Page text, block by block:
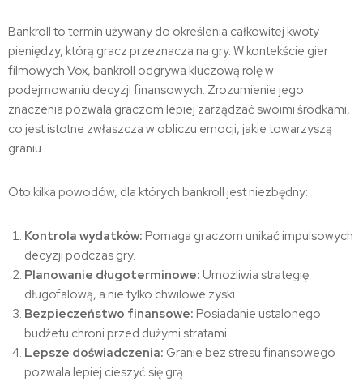
Bankroll to termin używany do określenia całkowitej kwoty
pieniędzy, którą gracz przeznacza na gry. W kontekście gier
filmowych Vox, bankroll odgrywa kluczową rolę w
podejmowaniu decyzji finansowych. Zrozumienie jego
znaczenia pozwala graczom lepiej zarządzać swoimi środkami,
co jest istotne zwłaszcza w obliczu emocji, jakie towarzyszą
graniu.
Oto kilka powodów, dla których bankroll jest niezbędny:
Kontrola wydatków: Pomaga graczom unikać impulsowych
decyzji podczas gry.
Planowanie długoterminowe: Umożliwia strategię
długofalową, a nie tylko chwilowe zyski.
Bezpieczeństwo finansowe: Posiadanie ustalonego
budżetu chroni przed dużymi stratami.
Lepsze doświadczenia: Granie bez stresu finansowego
pozwala lepiej cieszyć się grą.